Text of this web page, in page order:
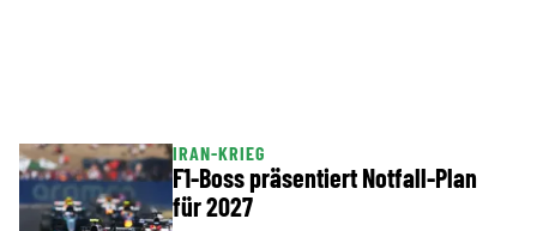
IRAN-KRIEG
F1-Boss präsentiert Notfall-Plan
für 2027